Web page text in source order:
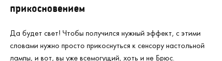
прикосновением
Да будет свет! Чтобы получился нужный эффект, с этими
словами нужно просто прикоснуться к сенсору настольной
лампы, и вот, вы уже всемогущий, хоть и не Брюс.